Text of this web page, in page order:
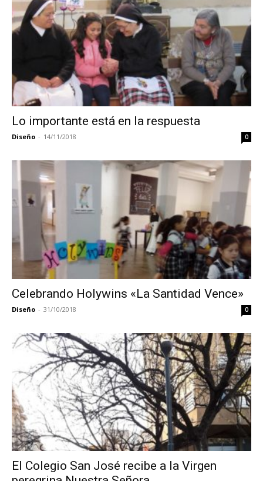
Lo importante está en la respuesta
Diseño - 14/11/2018 0
Celebrando Holywins «La Santidad Vence»
Diseño - 31/10/2018 0
El Colegio San José recibe a la Virgen